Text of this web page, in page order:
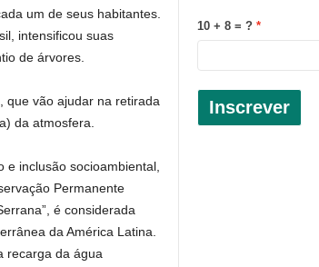
um de seus habitantes.
intensificou suas
de árvores.
que vão ajudar na retirada
da atmosfera.
inclusão socioambiental,
Permanente
é considerada
da América Latina.
recarga da água
10 + 8 = ?
Inscrever